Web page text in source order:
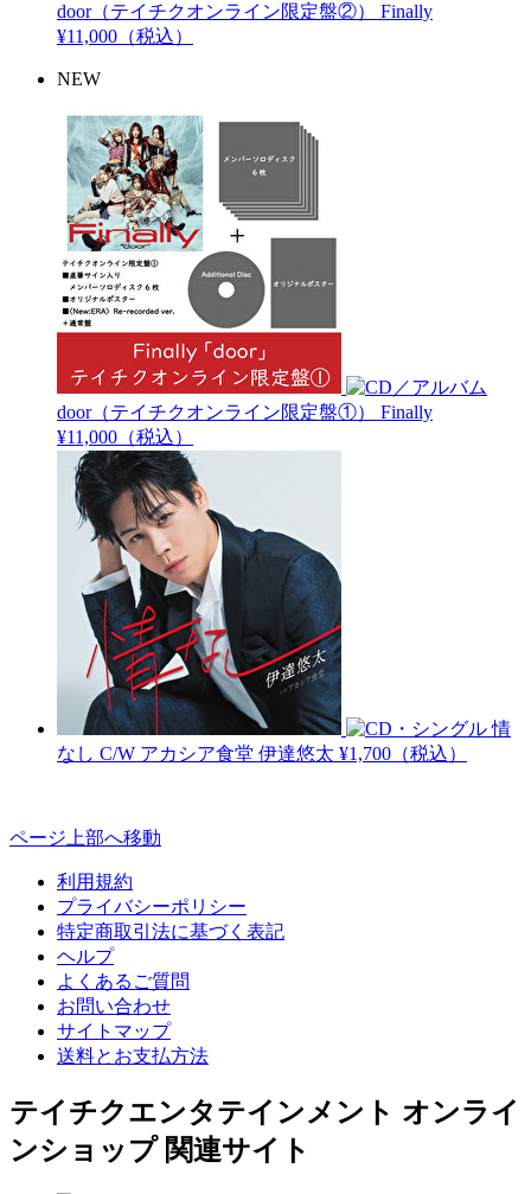
door（テイチクオンライン限定盤②） Finally
¥11,000（税込）
NEW
door（テイチクオンライン限定盤①） Finally
¥11,000（税込）
情
なし C/W アカシア食堂 伊達悠太 ¥1,700（税込）
ページ上部へ移動
利用規約
プライバシーポリシー
特定商取引法に基づく表記
ヘルプ
よくあるご質問
お問い合わせ
サイトマップ
送料とお支払方法
テイチクエンタテインメント オンライ
ンショップ 関連サイト